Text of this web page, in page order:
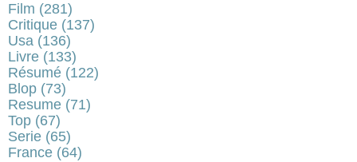
Film (281)
Critique (137)
Usa (136)
Livre (133)
Résumé (122)
Blop (73)
Resume (71)
Top (67)
Serie (65)
France (64)